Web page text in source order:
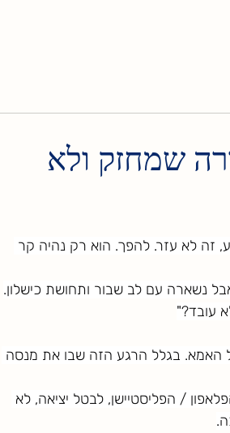
שמחזק ולא
זה לא עזר. להפך. הוא רק נהיה קר
נשארה עם לב שבור ותחושת כישלון.
עובד?"
האמא. בגלל הרגע הזה שבו את מנסה
/ הפליסטיישן, לבטל יציאה, לא